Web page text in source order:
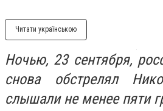
Читати українською
Ночью, 23 сентября,
снова обстрелял
слышали не менее пяти